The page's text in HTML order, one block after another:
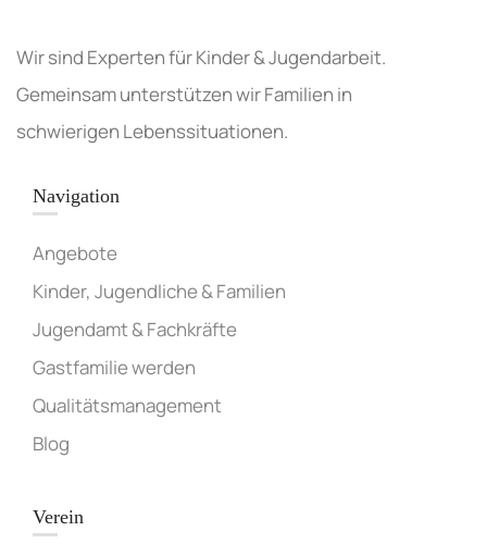
Wir sind Experten für Kinder & Jugendarbeit.
Gemeinsam unterstützen wir Familien in
schwierigen Lebenssituationen.
Navigation
Angebote
Kinder, Jugendliche & Familien
Jugendamt & Fachkräfte
Gastfamilie werden
Qualitätsmanagement
Blog
Verein